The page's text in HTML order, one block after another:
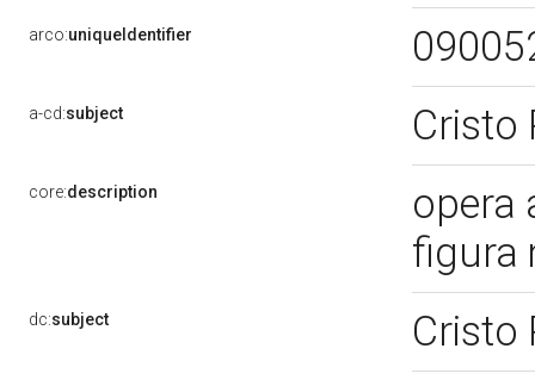
arco:uniqueIdentifier
a-cd:subject Cristo
core:description
opera
figura
dc:subject Cristo